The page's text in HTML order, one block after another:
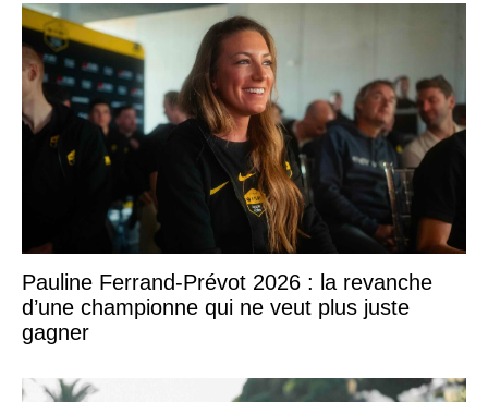
Pauline Ferrand-Prévot 2026 : la revanche
d’une championne qui ne veut plus juste
gagner